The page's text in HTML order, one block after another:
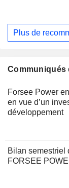
Plus de
Communiqués
Forsee Power
en vue d’un
développement
Bilan semestriel
FORSEE